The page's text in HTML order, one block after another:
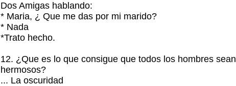
Dos Amigas hablando:
* Maria, ¿ Que me das por mi marido?
* Nada
*Trato hecho.
12. ¿Que es lo que consigue que todos los hombres sean
hermosos?
... La oscuridad